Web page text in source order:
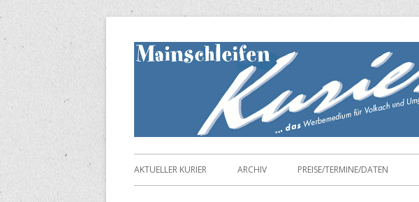
Primäres
AKTUELLER KURIER ARCHIV PREISE/TERMINE/DATEN